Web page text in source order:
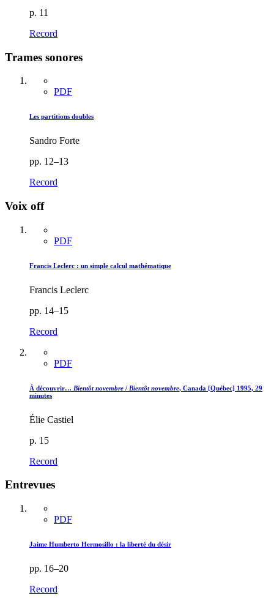
p. 11
Record
Trames sonores
PDF
Les partitions doubles
Sandro Forte
pp. 12–13
Record
Voix off
PDF
Francis Leclerc : un simple calcul mathématique
Francis Leclerc
pp. 14–15
Record
PDF
À découvrir… Bientôt novembre / Bientôt novembre, Canada [Québec] 1995, 29
minutes
Élie Castiel
p. 15
Record
Entrevues
PDF
Jaime Humberto Hermosillo : la liberté du désir
pp. 16–20
Record